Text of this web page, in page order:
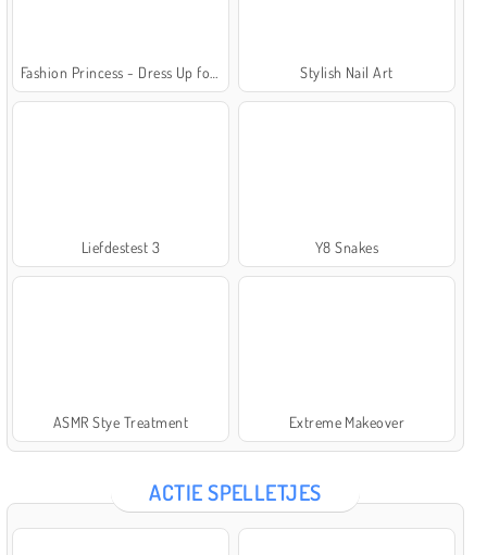
Stylish Nail Art
Liefdestest 3 Y8 Snakes
ASMR Stye Treatment Extreme Makeover
ACTIE SPELLETJES